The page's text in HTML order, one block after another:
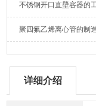
不锈钢开口直壁容器的
聚四氟乙烯离心管的制
详细介绍